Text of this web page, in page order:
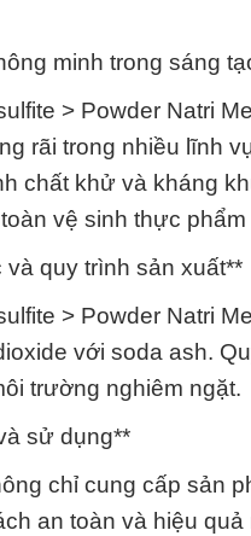
minh trong sáng
> Powder Natri
rãi trong nhiều lĩnh
chất khử và kháng
vệ sinh thực
và quy trình sản xuất**
> Powder Natri
với soda ash.
trường nghiêm ngặt.
sử dụng**
chỉ cung cấp sản
an toàn và hiệu